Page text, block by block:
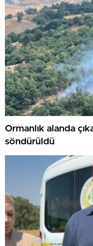
Ormanlık alanda
söndürüldü